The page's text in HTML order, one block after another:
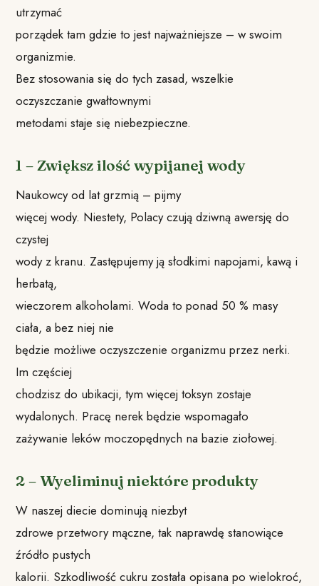
utrzymać
porządek tam gdzie to jest najważniejsze – w swoim
organizmie.
Bez stosowania się do tych zasad, wszelkie
oczyszczanie gwałtownymi
metodami staje się niebezpieczne.
1 – Zwiększ ilość wypijanej wody
Naukowcy od lat grzmią – pijmy
więcej wody. Niestety, Polacy czują dziwną awersję do
czystej
wody z kranu. Zastępujemy ją słodkimi napojami, kawą i
herbatą,
wieczorem alkoholami. Woda to ponad 50 % masy
ciała, a bez niej nie
będzie możliwe oczyszczenie organizmu przez nerki.
Im częściej
chodzisz do ubikacji, tym więcej toksyn zostaje
wydalonych. Pracę nerek będzie wspomagało
zażywanie leków moczopędnych na bazie ziołowej.
2 – Wyeliminuj niektóre produkty
W naszej diecie dominują niezbyt
zdrowe przetwory mączne, tak naprawdę stanowiące
źródło pustych
kalorii. Szkodliwość cukru została opisana po wielokroć,